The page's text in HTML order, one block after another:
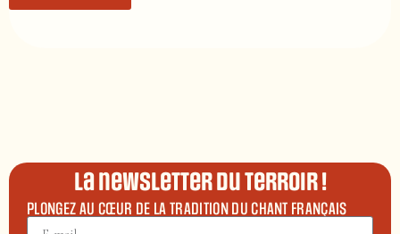
La newsletter du terroir !
PLONGEZ AU CŒUR DE LA TRADITION DU CHANT FRANÇAIS